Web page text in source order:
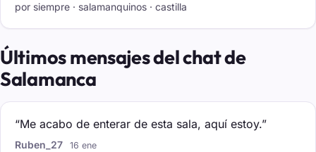
por siempre · salamanquinos · castilla
Últimos mensajes del chat de
Salamanca
“Me acabo de enterar de esta sala, aquí estoy.”
Ruben_27 16 ene